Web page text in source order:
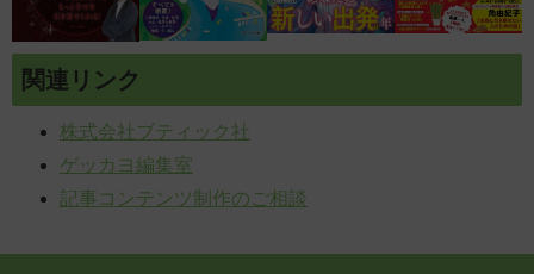
関連リンク
株式会社ブティック社
ゲッカヨ編集室
記事コンテンツ制作のご相談